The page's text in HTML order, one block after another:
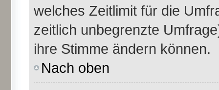
welches Zeitlimit für die
zeitlich unbegrenzte
ihre Stimme ändern können.
Nach oben